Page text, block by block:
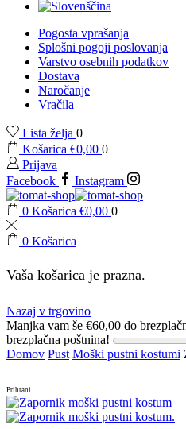
Pogosta vprašanja
Splošni pogoji poslovanja
Varstvo osebnih podatkov
Dostava
Naročanje
Vračila
Lista želja 0
Košarica €0,00 0
Prijava
Facebook
Instagram
0 Košarica €0,00 0
0 Košarica
Vaša košarica je prazna.
Nazaj v trgovino
Manjka vam še €60,00 do
brezplačna poštnina!
Domov Pust Moški pustni kostumi
Prihrani